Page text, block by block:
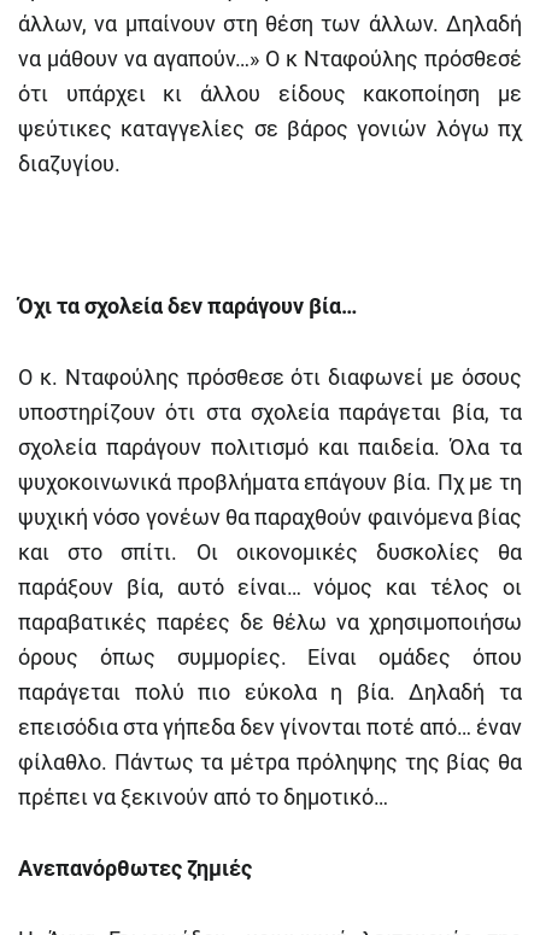
άλλων, να μπαίνουν στη θέση των άλλων. Δηλαδή
να μάθουν να αγαπούν…» Ο κ Νταφούλης πρόσθεσέ
ότι υπάρχει κι άλλου είδους κακοποίηση με
ψεύτικες καταγγελίες σε βάρος γονιών λόγω πχ
διαζυγίου.
Όχι τα σχολεία δεν παράγουν βία…
Ο κ. Νταφούλης πρόσθεσε ότι διαφωνεί με όσους
υποστηρίζουν ότι στα σχολεία παράγεται βία, τα
σχολεία παράγουν πολιτισμό και παιδεία. Όλα τα
ψυχοκοινωνικά προβλήματα επάγουν βία. Πχ με τη
ψυχική νόσο γονέων θα παραχθούν φαινόμενα βίας
και στο σπίτι. Οι οικονομικές δυσκολίες θα
παράξουν βία, αυτό είναι… νόμος και τέλος οι
παραβατικές παρέες δε θέλω να χρησιμοποιήσω
όρους όπως συμμορίες. Είναι ομάδες όπου
παράγεται πολύ πιο εύκολα η βία. Δηλαδή τα
επεισόδια στα γήπεδα δεν γίνονται ποτέ από… έναν
φίλαθλο. Πάντως τα μέτρα πρόληψης της βίας θα
πρέπει να ξεκινούν από το δημοτικό…
Ανεπανόρθωτες ζημιές